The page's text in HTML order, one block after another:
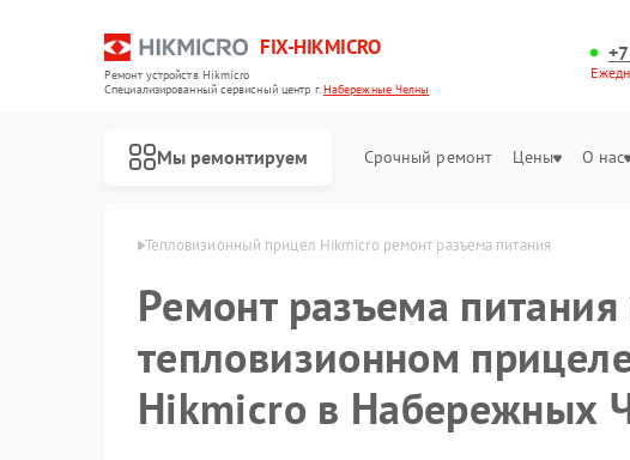
FIX-HIKMICRO
Ремонт устройств Hikmicro
Специализированный cервисный центр г.Набережные Челны
Мы ремонтируем Срочный ремонт Цены О нас
Тепловизионный прицел Hikmicro ремонт разъема питания
Ремонт разъема питания
тепловизионном
Hikmicro в Набережных